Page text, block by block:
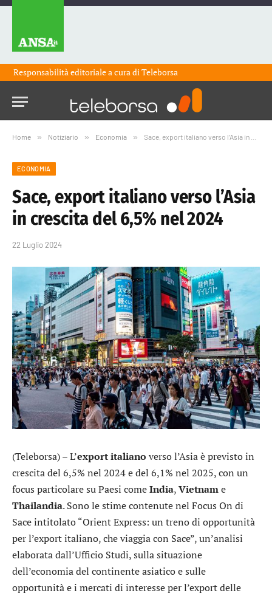
Responsabilità editoriale a cura diTeleborsa
Home » Notiziario » Economia » Sace, export italiano verso l’Asia in crescita del 6,5% nel 2024
ECONOMIA
Sace, export italiano verso l’Asia
in crescita del 6,5% nel 2024
22 Luglio 2024
(Teleborsa) – L’export italiano verso l’Asia è previsto in
crescita del 6,5% nel 2024 e del 6,1% nel 2025, con un
focus particolare su Paesi comeIndia,Vietname
Thailandia. Sono le stime contenute nel Focus On di
Sace intitolato “Orient Express: un treno di opportunità
per l’export italiano, che viaggia con Sace”, un’analisi
elaborata dall’Ufficio Studi, sulla situazione
dell’economia del continente asiatico e sulle
opportunità e i mercati di interesse per l’export delle